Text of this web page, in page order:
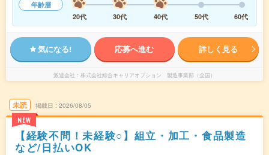
年齢層
20代
30代 40代 50代 60代
気になる! 応募へ進む 詳しく見る
派遣会社 株式会社綜合キャリアオプション 製造事業部（全国）
未読
NEW
掲載日 2026/08/05
【経験不問！未経験○】組立・加工・食品製造
など/日払いOK